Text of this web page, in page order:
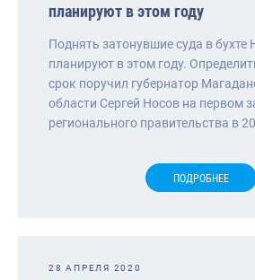
планируют в этом году
Поднять затонувшие суда в бухте
планируют в этом году.
срок поручил губернатор
области Сергей Носов на первом
регионального правительства в
ПОДРОБНЕЕ
28 АПРЕЛЯ 2020